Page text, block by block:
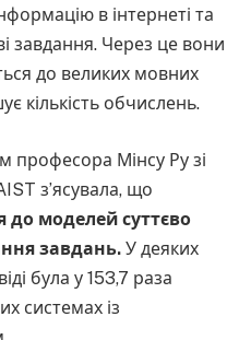
в інтернеті та
завдання. Через це вони
до великих мовних
кількість обчислень.
професора Мінсу Ру зі
з’ясувала, що
до моделей суттєво
завдань. У деяких
була у 153,7 раза
системах із